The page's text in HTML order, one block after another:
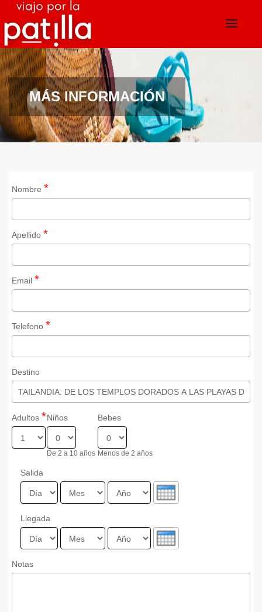
MÁS INFORMACIÓN
Nombre *
Apellido *
Email *
Telefono *
Destino
Adultos *Niños
De 2 a 10 años
Bebes
Menos de 2 años
Salida
Llegada
Notas